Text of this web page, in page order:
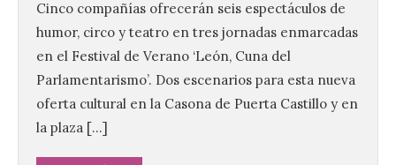
Cinco compañías ofrecerán seis espectáculos de
humor, circo y teatro en tres jornadas enmarcadas
en el Festival de Verano ‘León, Cuna del
Parlamentarismo’. Dos escenarios para esta nueva
oferta cultural en la Casona de Puerta Castillo y en
la plaza […]